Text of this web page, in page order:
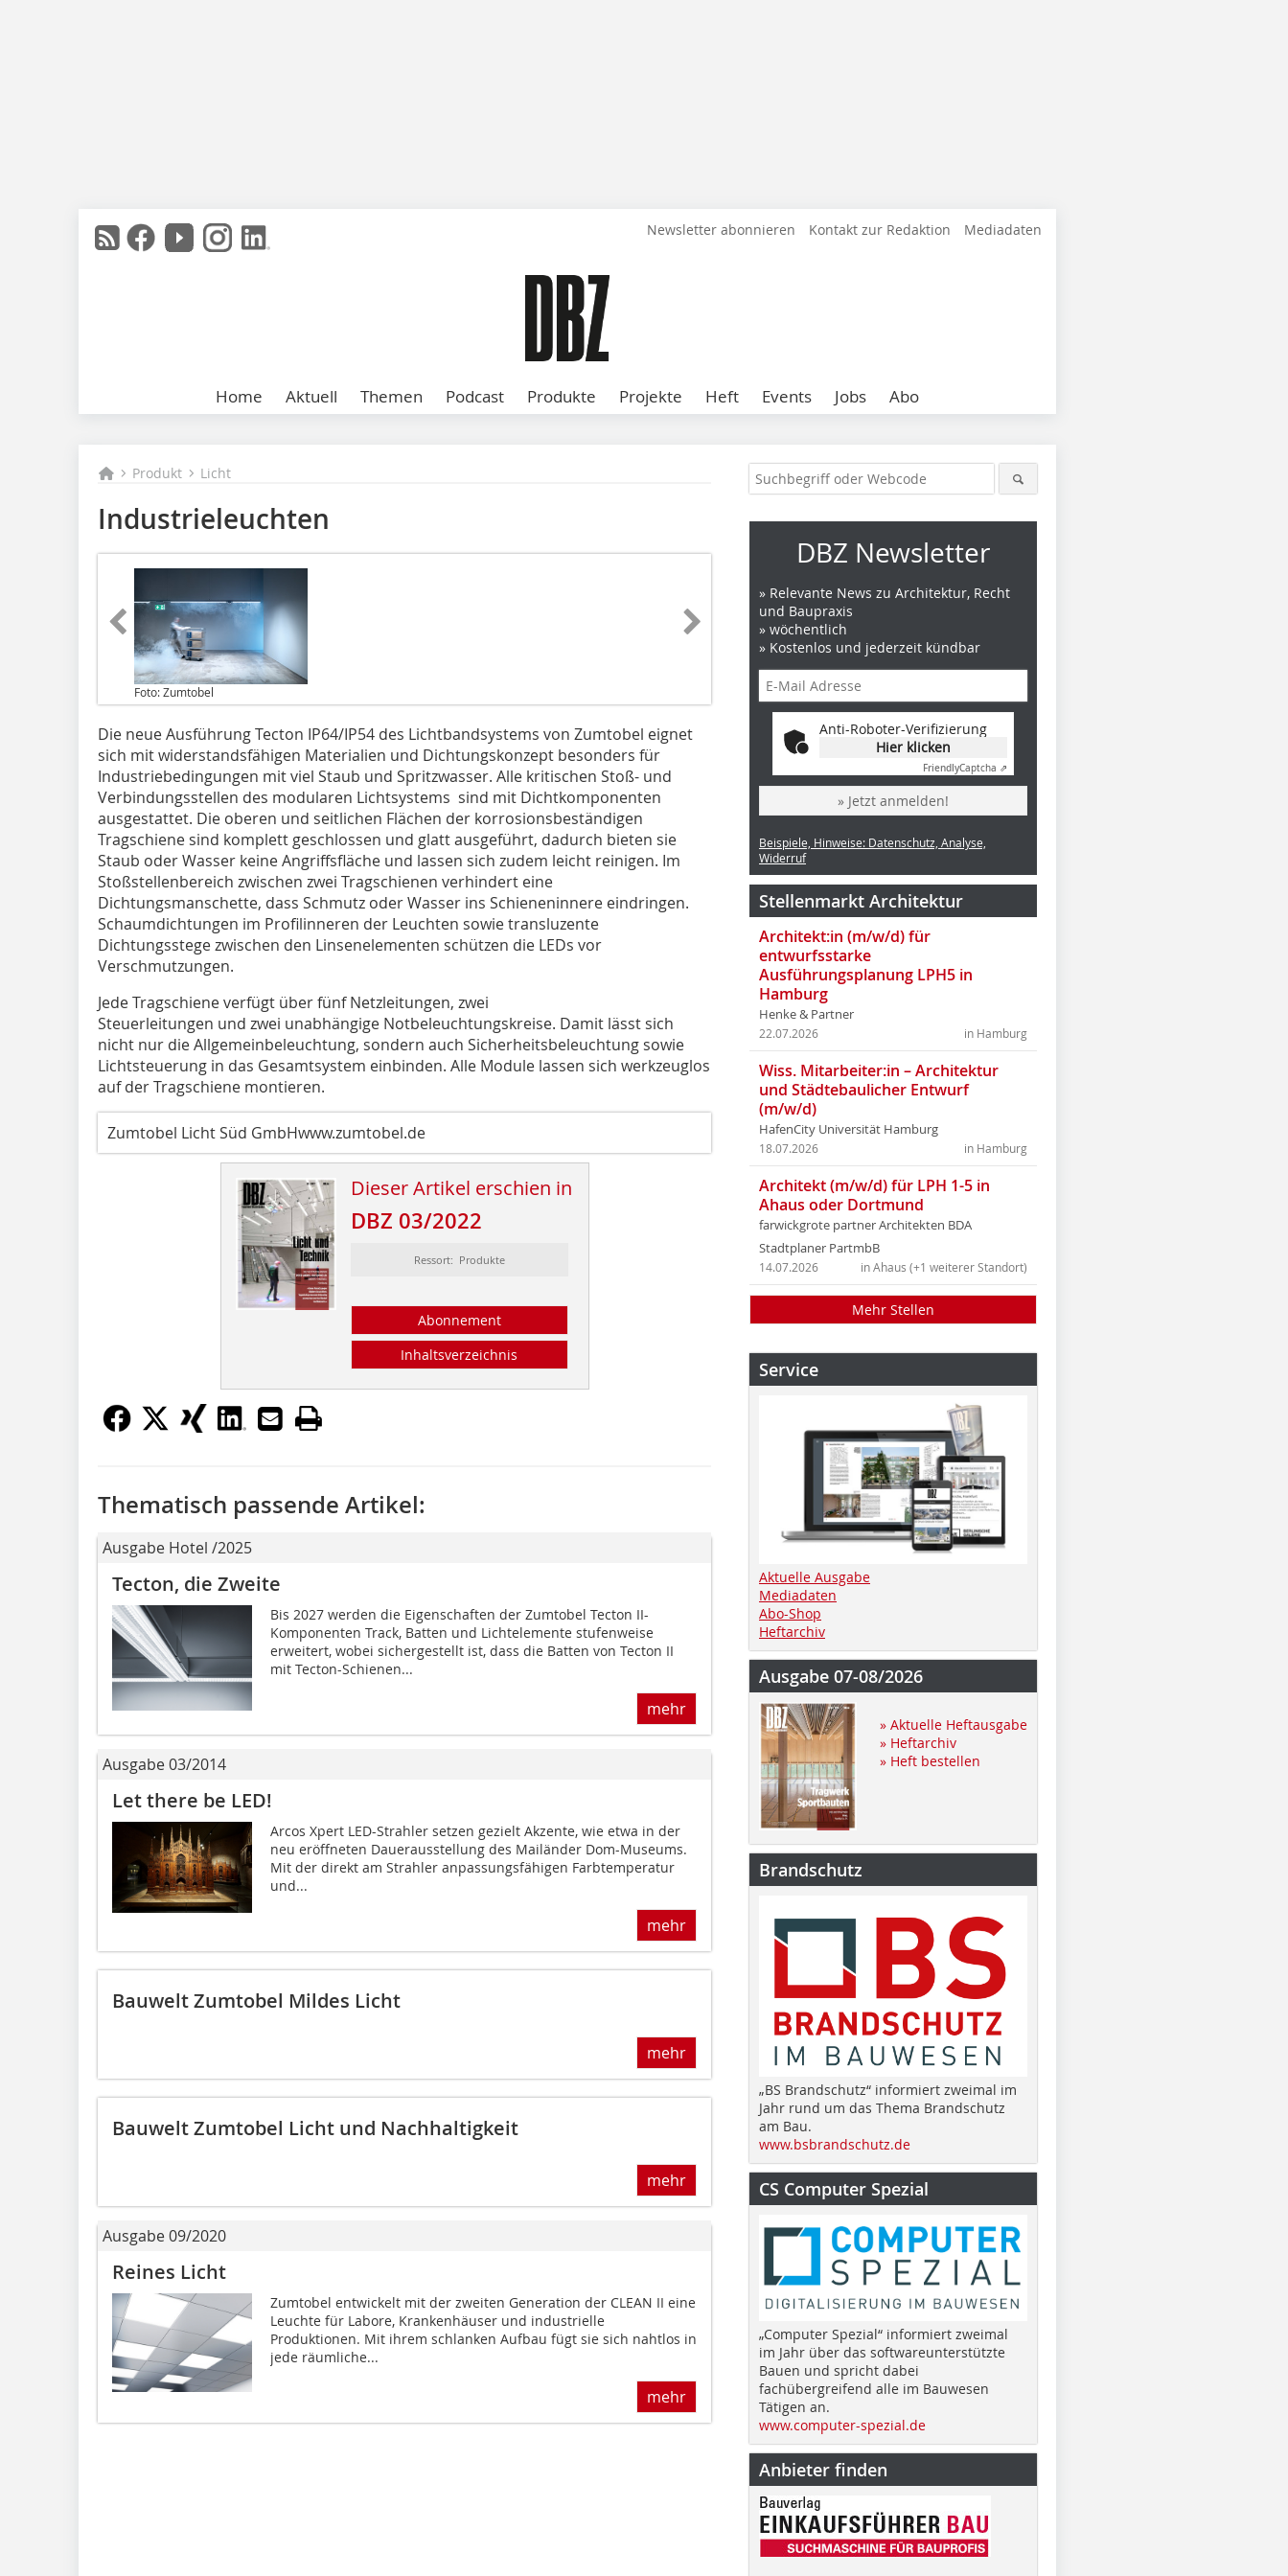
Newsletter abonnieren Kontakt zur Redaktion Mediadaten
Home Aktuell Themen Podcast Produkte Projekte Heft Events Jobs Abo
Produkt Licht
Industrieleuchten
Foto: Zumtobel
Die neue Ausführung Tecton IP64/IP54 des Lichtbandsystems von Zumtobel eignet
sich mit widerstandsfähigen Materialien und Dichtungskonzept besonders für
Industriebedingungen mit viel Staub und Spritzwasser. Alle kritischen Stoß- und
Verbindungsstellen des modularen Lichtsystems sind mit Dichtkomponenten
ausgestattet. Die oberen und seitlichen Flächen der korrosionsbeständigen
Tragschiene sind komplett geschlossen und glatt ausgeführt, dadurch bieten sie
Staub oder Wasser keine Angriffsfläche und lassen sich zudem leicht reinigen. Im
Stoßstellenbereich zwischen zwei Tragschienen verhindert eine
Dichtungsmanschette, dass Schmutz oder Wasser ins Schieneninnere eindringen.
Schaumdichtungen im Profilinneren der Leuchten sowie transluzente
Dichtungsstege zwischen den Linsenelementen schützen die LEDs vor
Verschmutzungen.
Jede Tragschiene verfügt über fünf Netzleitungen, zwei
Steuerleitungen und zwei unabhängige Notbeleuchtungskreise. Damit lässt sich
nicht nur die Allgemeinbeleuchtung, sondern auch Sicherheitsbeleuchtung sowie
Lichtsteuerung in das Gesamtsystem einbinden. Alle Module lassen sich werkzeuglos
auf der Tragschiene montieren.
Zumtobel Licht Süd GmbHwww.zumtobel.de
Dieser Artikel erschien in
DBZ 03/2022
Ressort: Produkte
Abonnement
Inhaltsverzeichnis
Thematisch passende Artikel:
Ausgabe Hotel /2025
Tecton, die Zweite
Bis 2027 werden die Eigenschaften der Zumtobel Tecton II-
Komponenten Track, Batten und Lichtelemente stufenweise
erweitert, wobei sichergestellt ist, dass die Batten von Tecton II
mit Tecton-Schienen...
mehr
Ausgabe 03/2014
Let there be LED!
Arcos Xpert LED-Strahler setzen gezielt Akzente, wie etwa in der
neu eröffneten Dauerausstellung des Mailänder Dom-Museums.
Mit der direkt am Strahler anpassungsfähigen Farbtemperatur
und...
mehr
Bauwelt Zumtobel Mildes Licht
mehr
Bauwelt Zumtobel Licht und Nachhaltigkeit
mehr
Ausgabe 09/2020
Reines Licht
Zumtobel entwickelt mit der zweiten Generation der CLEAN II eine
Leuchte für Labore, Krankenhäuser und industrielle
Produktionen. Mit ihrem schlanken Aufbau fügt sie sich nahtlos in
jede räumliche...
mehr
DBZ Newsletter
» Relevante News zu Architektur, Recht
und Baupraxis
» wöchentlich
» Kostenlos und jederzeit kündbar
Anti-Roboter-Verifizierung
Hier klicken
FriendlyCaptcha ⇗
» Jetzt anmelden!
Beispiele, Hinweise: Datenschutz, Analyse,
Widerruf
Stellenmarkt Architektur
Architekt:in (m/w/d) für
entwurfsstarke
Ausführungsplanung LPH5 in
Hamburg
Henke & Partner
in Hamburg
22.07.2026
Wiss. Mitarbeiter:in – Architektur
und Städtebaulicher Entwurf
(m/w/d)
HafenCity Universität Hamburg
in Hamburg
18.07.2026
Architekt (m/w/d) für LPH 1-5 in
Ahaus oder Dortmund
farwickgrote partner Architekten BDA
Stadtplaner PartmbB
in Ahaus (+1 weiterer Standort)
14.07.2026
Mehr Stellen
Service
Aktuelle Ausgabe
Mediadaten
Abo-Shop
Heftarchiv
Ausgabe 07-08/2026
» Aktuelle Heftausgabe
» Heftarchiv
» Heft bestellen
Brandschutz
„BS Brandschutz“ informiert zweimal im
Jahr rund um das Thema Brandschutz
am Bau.
www.bsbrandschutz.de
CS Computer Spezial
„Computer Spezial“ informiert zweimal
im Jahr über das softwareunterstützte
Bauen und spricht dabei
fachübergreifend alle im Bauwesen
Tätigen an.
www.computer-spezial.de
Anbieter finden